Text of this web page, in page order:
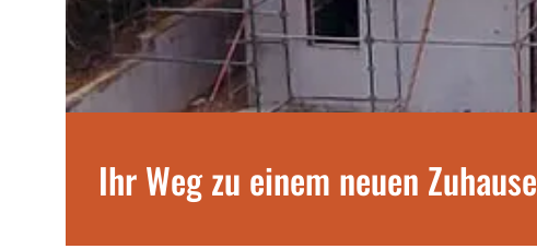
Ihr Weg zu einem neuen Zuhause